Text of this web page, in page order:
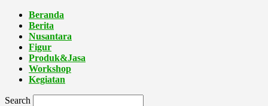
Beranda
Berita
Nusantara
Figur
Produk&Jasa
Workshop
Kegiatan
Search